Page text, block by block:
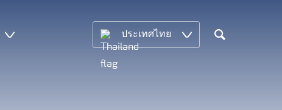
ประเทศไทย
Search